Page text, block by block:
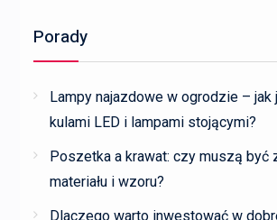
Porady
Lampy najazdowe w ogrodzie – jak
kulami LED i lampami stojącymi?
Poszetka a krawat: czy muszą być
materiału i wzoru?
Dlaczego warto inwestować w